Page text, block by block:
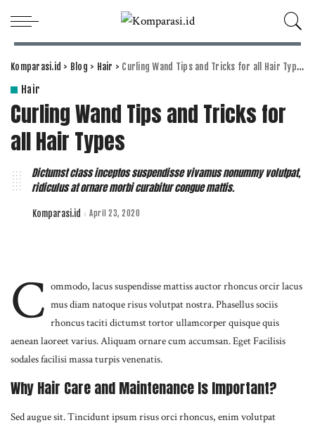
Komparasi.id > Blog > Hair > Curling Wand Tips and Tricks for all Hair Types
Hair
Curling Wand Tips and Tricks for
all Hair Types
Dictumst class inceptos suspendisse vivamus nonummy volutpat,
ridiculus at ornare morbi curabitur congue mattis.
Posted
Komparasi.id April 23, 2020
C ommodo, lacus suspendisse mattiss auctor rhoncus orcir lacus
mus diam natoque risus volutpat nostra. Phasellus sociis
rhoncus taciti dictumst tortor ullamcorper quisque quis
aenean laoreet varius. Aliquam ornare cum accumsan. Eget Facilisis
sodales facilisi massa turpis venenatis.
Why Hair Care and Maintenance Is Important?
Sed augue sit. Tincidunt ipsum risus orci rhoncus, enim volutpat